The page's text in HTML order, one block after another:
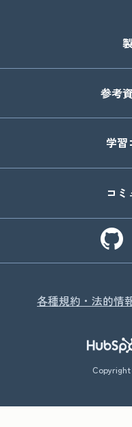
参考
学習
コ
各種規約・法的情